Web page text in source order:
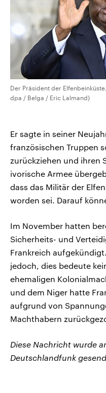
Der Präsident der
dpa / Belga / Eric Lalmand)
Er sagte in seiner
französischen Truppen
zurückziehen und ihren
ivorische Armee
dass das Militär der
worden sei. Darauf
Im November hatten
Sicherheits- und
Frankreich
jedoch, dies bedeute
ehemaligen
und dem Niger hatte
aufgrund von
Machthabern
Diese Nachricht wurde
Deutschlandfunk